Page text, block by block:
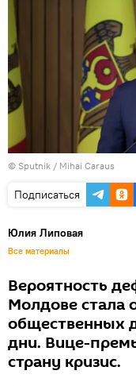
© Sputnik / Mihai Caraus
Подписаться
Юлия Липовая
Все материалы
Вероятность
Молдове стала
общественных
дни. Вице-
страну кризис.